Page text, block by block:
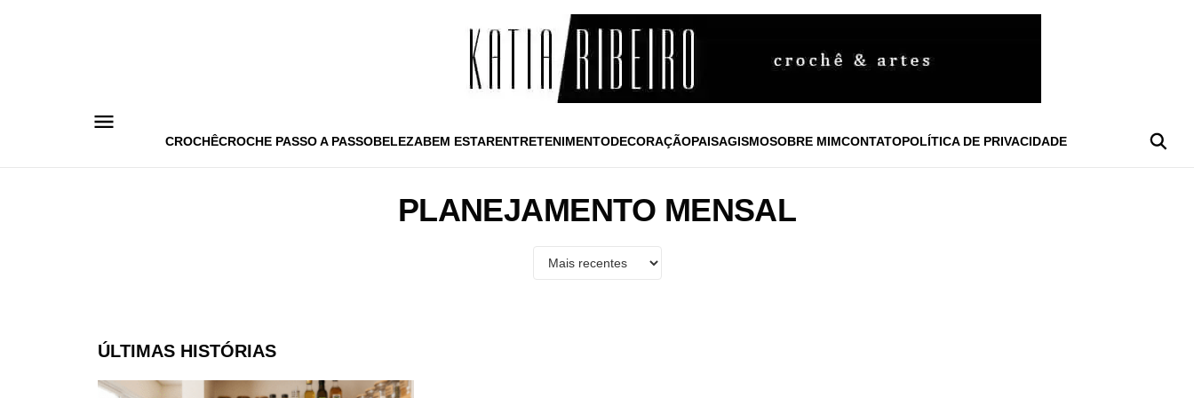
CROCHÊCROCHE PASSO A PASSOBELEZABEM ESTARENTRETENIMENTODECORAÇÃOPAISAGISMOSOBRE MIMCONTATOPOLÍTICA DE PRIVACIDADE
PLANEJAMENTO MENSAL
ÚLTIMAS HISTÓRIAS